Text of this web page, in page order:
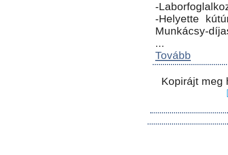
-
-Helyette
Munkácsy-
...
Tovább
Kopirájt meg